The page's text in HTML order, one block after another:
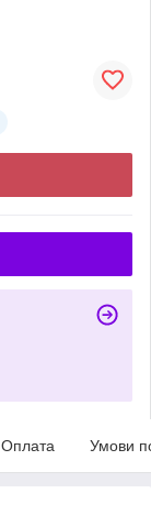
Оплата Умови